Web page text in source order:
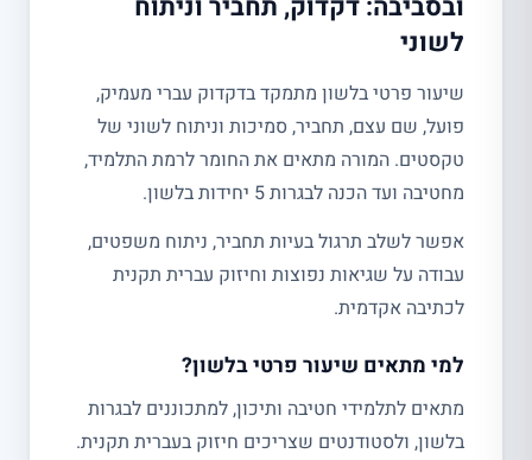
לשוני
שיעור פרטי בלשון מתמקד בדקדוק עברי מעמיק,
פועל, שם עצם, תחביר, סמיכות וניתוח לשוני של
טקסטים. המורה מתאים את החומר לרמת התלמיד,
מחטיבה ועד הכנה לבגרות 5 יחידות בלשון.
אפשר לשלב תרגול בעיות תחביר, ניתוח משפטים,
עבודה על שגיאות נפוצות וחיזוק עברית תקנית
לכתיבה אקדמית.
למי מתאים שיעור פרטי בלשון?
מתאים לתלמידי חטיבה ותיכון, למתכוננים לבגרות
בלשון, ולסטודנטים שצריכים חיזוק בעברית תקנית.